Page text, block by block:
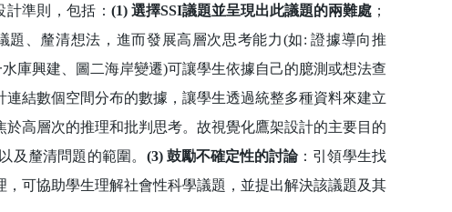
準則，包括： (1) 選擇SSI議題並呈現出此議題的兩難處 ；
題、釐清想法，進而發展高層次思考能力(如: 證據導向推
庫興建、圖二海岸變遷)可讓學生依據自己的臆測或想法查
結數個空間分布的數據，讓學生透過統整多種資料來建立
高層次的推理和批判思考。故視覺化鷹架設計的主要目的
及釐清問題的範圍。 (3) 鼓勵不確定性的討論：引領學生找
可協助學生理解社會性科學議題，並提出解決該議題及其